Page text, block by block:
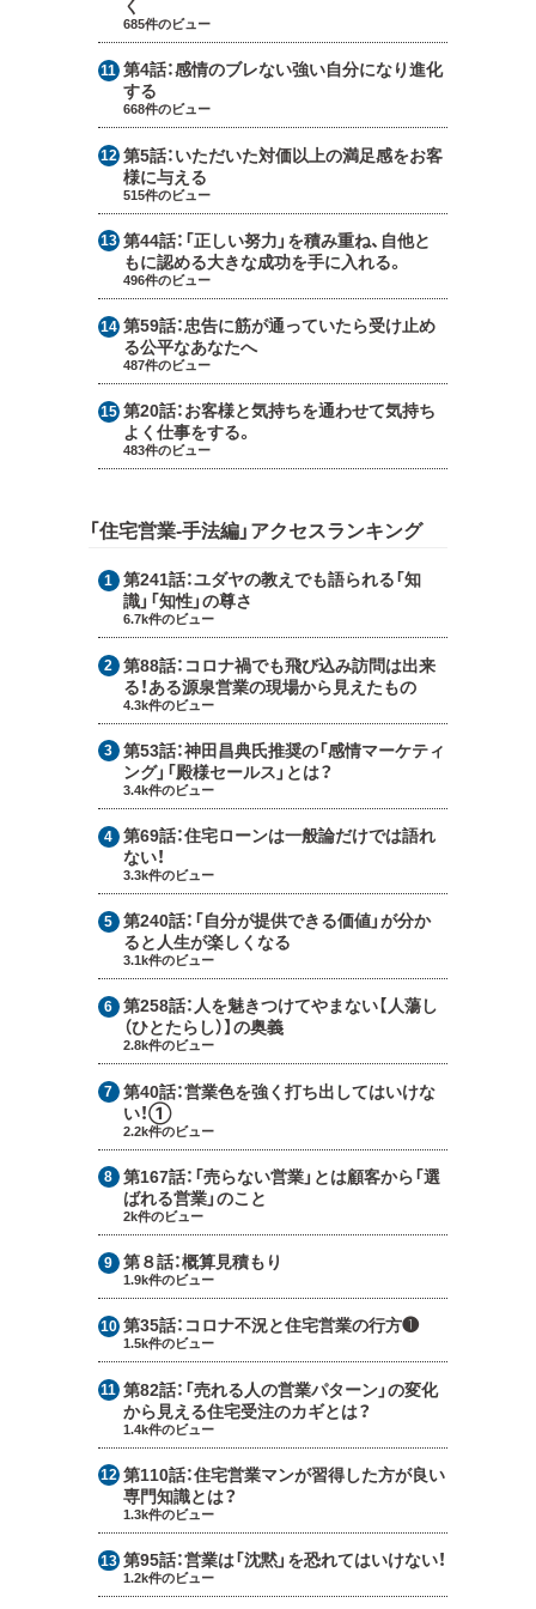
く
685件のビュー
第4話：感情のブレない強い自分になり進化
する
668件のビュー
第5話：いただいた対価以上の満足感をお客
様に与える
515件のビュー
第44話： 「正しい努力」を積み重ね、自他と
もに認める大きな成功を手に入れる。
496件のビュー
第59話：忠告に筋が通っていたら受け止め
る公平なあなたへ
487件のビュー
第20話：お客様と気持ちを通わせて気持ち
よく仕事をする。
483件のビュー
「住宅営業-手法編」アクセスランキング
第241話：ユダヤの教えでも語られる「知
識」「知性」の尊さ
6.7k件のビュー
第88話： コロナ禍でも飛び込み訪問は出来
る！ある源泉営業の現場から見えたもの
4.3k件のビュー
第53話：神田昌典氏推奨の「感情マーケティ
ング」「殿様セールス」とは？
3.4k件のビュー
第69話：住宅ローンは一般論だけでは語れ
ない！
3.3k件のビュー
第240話： 「自分が提供できる価値」が分か
ると人生が楽しくなる
3.1k件のビュー
第258話： 人を魅きつけてやまない【人蕩し
（ひとたらし）】の奥義
2.8k件のビュー
第40話：営業色を強く打ち出してはいけな
い！①
2.2k件のビュー
第167話： 「売らない営業」とは顧客から「選
ばれる営業」のこと
2k件のビュー
第８話：概算見積もり
1.9k件のビュー
第35話： コロナ不況と住宅営業の行方❶
1.5k件のビュー
第82話： 「売れる人の営業パターン」の変化
から見える住宅受注のカギとは？
1.4k件のビュー
第110話：住宅営業マンが習得した方が良い
専門知識とは？
1.3k件のビュー
第95話：営業は「沈黙」を恐れてはいけない！
1.2k件のビュー